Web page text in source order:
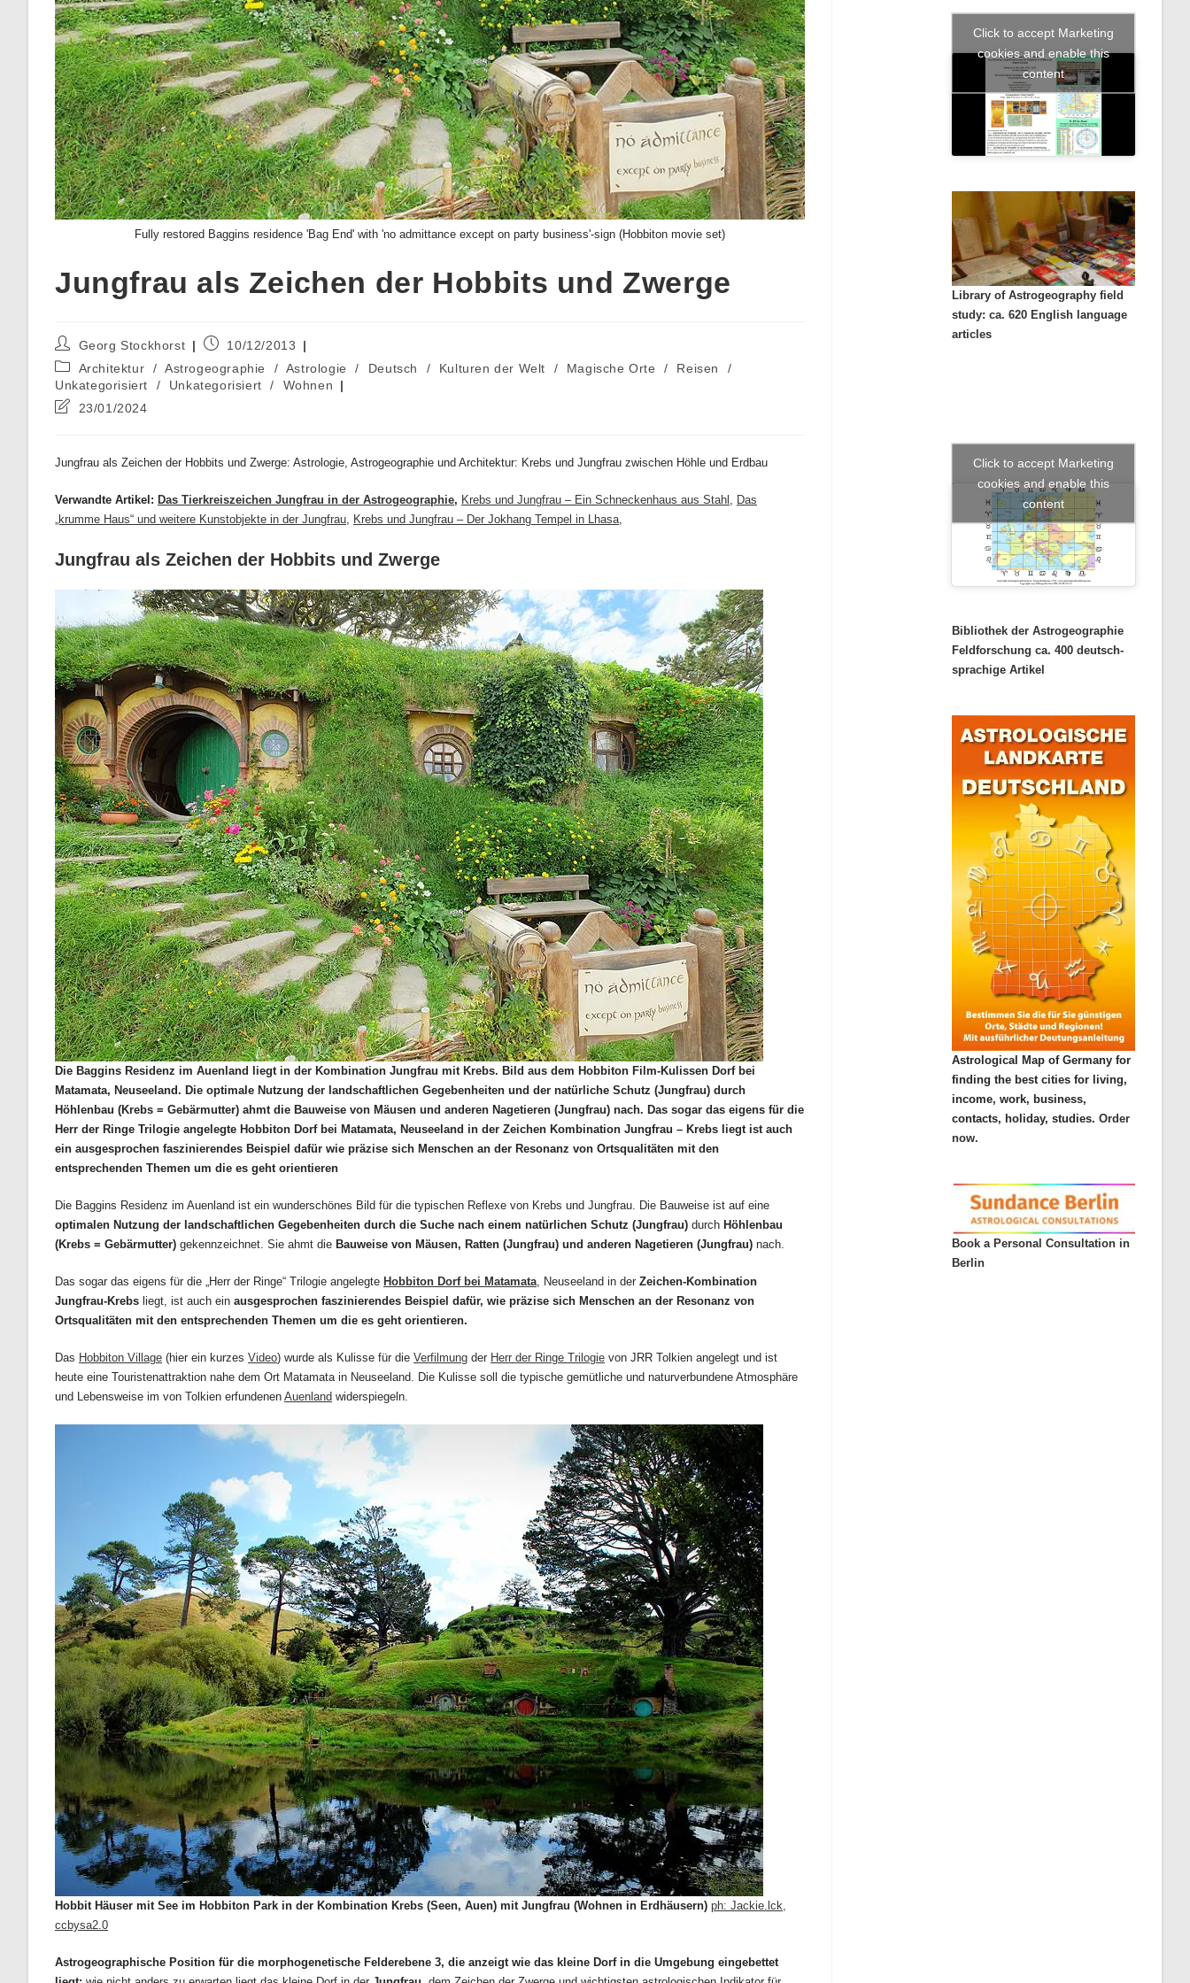
Fully restored Baggins residence 'Bag End' with 'no admittance except on party business'-sign (Hobbiton movie set)
Jungfrau als Zeichen der Hobbits und Zwerge
Beitrags-
Autor:
Georg Stockhorst
Beitrag10/12/2013
Beitrags-
Kategorie:
Architektur / Astrogeographie / Astrologie / Deutsch / Kulturen der Welt / Magische Orte / Reisen
/
Unkategorisiert
/ Unkategorisiert /
Wohnen
Beitrag
am:
23/01/2024
Jungfrau als Zeichen der Hobbits und Zwerge: Astrologie, Astrogeographie und Architektur: Krebs und Jungfrau zwischen Höhle und Erdbau
Verwandte Artikel: Das Tierkreiszeichen Jungfrau in der Astrogeographie, Krebs und Jungfrau – Ein Schneckenhaus aus Stahl , Das
„krumme Haus“ und weitere Kunstobjekte in der Jungfrau, Krebs und Jungfrau – Der Jokhang Tempel in Lhasa,
Jungfrau als Zeichen der Hobbits und Zwerge
Die Baggins Residenz im Auenland liegt in der Kombination Jungfrau mit Krebs. Bild aus dem Hobbiton Film-Kulissen Dorf bei
Matamata, Neuseeland. Die optimale Nutzung der landschaftlichen Gegebenheiten und der natürliche Schutz (Jungfrau) durch
Höhlenbau (Krebs = Gebärmutter) ahmt die Bauweise von Mäusen und anderen Nagetieren (Jungfrau) nach. Das sogar das eigens für die
Herr der Ringe Trilogie angelegte Hobbiton Dorf bei Matamata, Neuseeland in der Zeichen Kombination Jungfrau – Krebs liegt ist auch
ein ausgesprochen faszinierendes Beispiel dafür wie präzise sich Menschen an der Resonanz von Ortsqualitäten mit den
entsprechenden Themen um die es geht orientieren
Die Baggins Residenz im Auenland ist ein wunderschönes Bild für die typischen Reflexe von Krebs und Jungfrau. Die Bauweise ist auf eine
optimalen Nutzung der landschaftlichen Gegebenheiten durch die Suche nach einem natürlichen Schutz (Jungfrau) durch Höhlenbau
(Krebs = Gebärmutter) gekennzeichnet. Sie ahmt die Bauweise von Mäusen, Ratten (Jungfrau) und anderen Nagetieren (Jungfrau) nach.
Das sogar das eigens für die „Herr der Ringe“ Trilogie angelegte Hobbiton Dorf bei Matamata, Neuseeland in der Zeichen-Kombination
Jungfrau-Krebs liegt, ist auch ein ausgesprochen faszinierendes Beispiel dafür, wie präzise sich Menschen an der Resonanz von
Ortsqualitäten mit den entsprechenden Themen um die es geht orientieren.
Das Hobbiton Village (hier ein kurzes Video) wurde als Kulisse für die Verfilmung der Herr der Ringe Trilogie von JRR Tolkien angelegt und ist
heute eine Touristenattraktion nahe dem Ort Matamata in Neuseeland. Die Kulisse soll die typische gemütliche und naturverbundene Atmosphäre
und Lebensweise im von Tolkien erfundenen Auenland widerspiegeln.
Hobbit Häuser mit See im Hobbiton Park in der Kombination Krebs (Seen, Auen) mit Jungfrau (Wohnen in Erdhäusern) ph: Jackie.lck,
ccbysa2.0
Astrogeographische Position für die morphogenetische Felderebene 3, die anzeigt wie das kleine Dorf in die Umgebung eingebettet
Click to accept Marketing
cookies and enable this
content
Library of Astrogeography field
study: ca. 620 English language
articles
Click to accept Marketing
cookies and enable this
content
Bibliothek der Astrogeographie
Feldforschung ca. 400 deutsch-
sprachige Artikel
Astrological Map of Germany for
finding the best cities for living,
income, work, business,
contacts, holiday, studies. Order
now.
Book a Personal Consultation in
Berlin